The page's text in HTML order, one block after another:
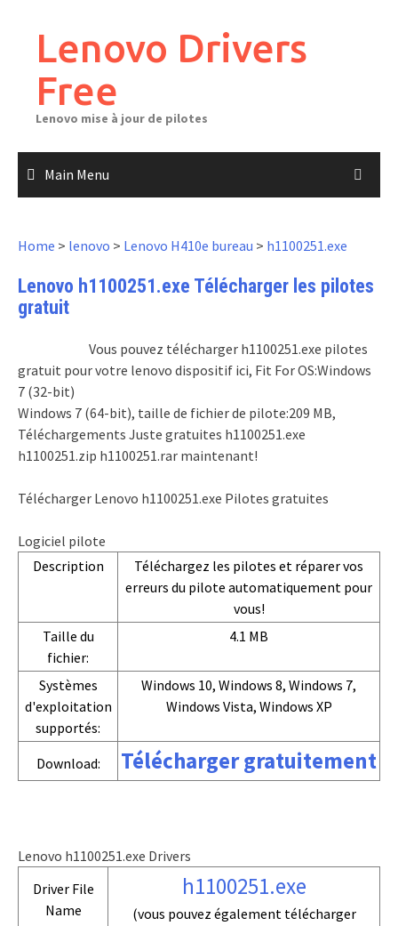
contentLenovo Drivers
Free
Lenovo mise à jour de pilotes
Main Menu
Home > lenovo > Lenovo H410e bureau > h1100251.exe
Lenovo h1100251.exe Télécharger les pilotes
gratuit
Vous pouvez télécharger h1100251.exe pilotes
gratuit pour votre lenovo dispositif ici, Fit For OS:Windows
7 (32-bit)
Windows 7 (64-bit), taille de fichier de pilote:209 MB,
Téléchargements Juste gratuites h1100251.exe
h1100251.zip h1100251.rar maintenant!
Télécharger Lenovo h1100251.exe Pilotes gratuites
Logiciel pilote
Description
Téléchargez les pilotes et réparer vos
erreurs du pilote automatiquement pour
vous!
Taille du
fichier:
4.1 MB
Systèmes
d'exploitation
supportés:
Windows 10, Windows 8, Windows 7,
Windows Vista, Windows XP
Download: Télécharger gratuitement
Lenovo h1100251.exe Drivers
Driver File
Name
h1100251.exe
(vous pouvez également télécharger